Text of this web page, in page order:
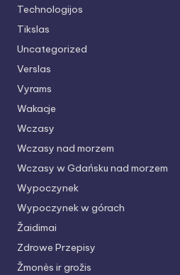
Technologijos
Tikslas
Uncategorized
Verslas
Vyrams
Wakacje
Wczasy
Wczasy nad morzem
Wczasy w Gdańsku nad morzem
Wypoczynek
Wypoczynek w górach
Žaidimai
Zdrowe Przepisy
Žmonės ir grožis